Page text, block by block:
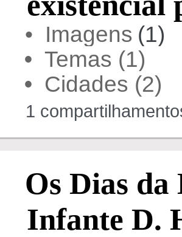
• Imagens(1)
•
•
1
Os Dias
Infante D.